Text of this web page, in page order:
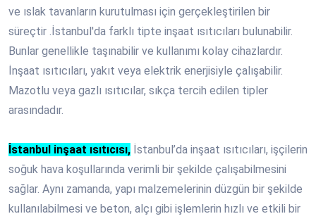
ve ıslak tavanların kurutulması için gerçekleştirilen bir
süreçtir .İstanbul'da farklı tipte inşaat ısıtıcıları bulunabilir.
Bunlar genellikle taşınabilir ve kullanımı kolay cihazlardır.
İnşaat ısıtıcıları, yakıt veya elektrik enerjisiyle çalışabilir.
Mazotlu veya gazlı ısıtıcılar, sıkça tercih edilen tipler
arasındadır.
İstanbul inşaat ısıtıcısı, İstanbul’da inşaat ısıtıcıları, işçilerin
soğuk hava koşullarında verimli bir şekilde çalışabilmesini
sağlar. Aynı zamanda, yapı malzemelerinin düzgün bir şekilde
kullanılabilmesi ve beton, alçı gibi işlemlerin hızlı ve etkili bir